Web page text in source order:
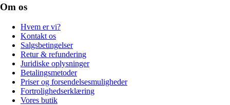
Om os
Hvem er vi?
Kontakt os
Salgsbetingelser
Retur & refundering
Juridiske oplysninger
Betalingsmetoder
Priser og forsendelsesmuligheder
Fortrolighedserklæring
Vores butik